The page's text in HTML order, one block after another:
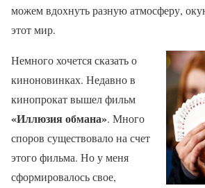
можем вдохнуть разную атмосферу,
этот мир.
Немного хочется сказать о
киноновинках. Недавно в
кинопрокат вышел фильм
«Иллюзия обмана». Много
споров существовало на счет
этого фильма. Но у меня
сформировалось свое,